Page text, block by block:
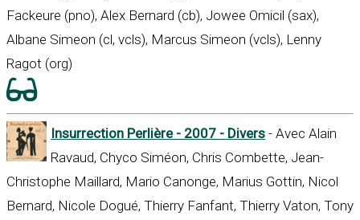
Fackeure (pno), Alex Bernard (cb), Jowee Omicil (sax),
Albane Simeon (cl, vcls), Marcus Simeon (vcls), Lenny
Ragot (org)
Insurrection Perlière - 2007 - Divers - Avec Alain
Ravaud, Chyco Siméon, Chris Combette, Jean-
Christophe Maillard, Mario Canonge, Marius Gottin, Nicol
Bernard, Nicole Dogué, Thierry Fanfant, Thierry Vaton, Tony